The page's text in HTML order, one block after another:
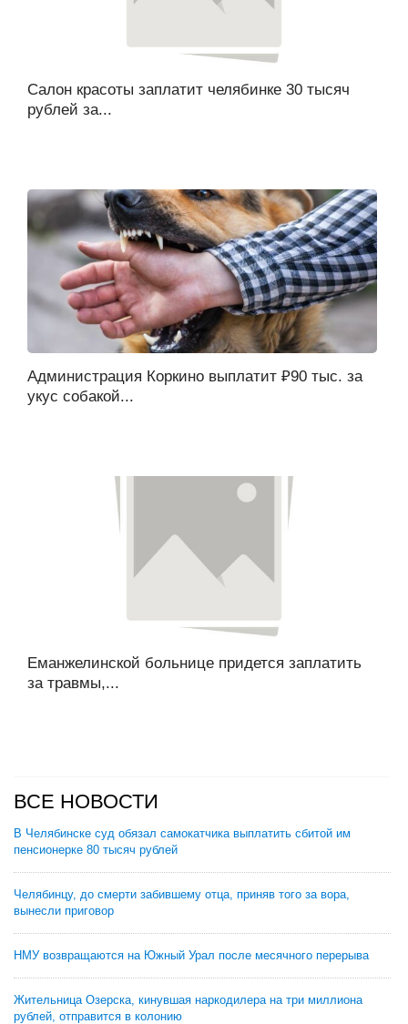
Салон красоты заплатит челябинке 30 тысяч
рублей за...
Администрация Коркино выплатит ₽90 тыс. за
укус собакой...
Еманжелинской больнице придется заплатить
за травмы,...
ВСЕ НОВОСТИ
В Челябинске суд обязал самокатчика выплатить сбитой им
пенсионерке 80 тысяч рублей
Челябинцу, до смерти забившему отца, приняв того за вора,
вынесли приговор
НМУ возвращаются на Южный Урал после месячного перерыва
Жительница Озерска, кинувшая наркодилера на три миллиона
рублей, отправится в колонию